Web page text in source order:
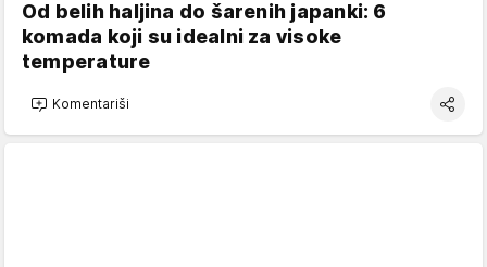
Od belih haljina do šarenih japanki: 6
komada koji su idealni za visoke
temperature
Komentariši